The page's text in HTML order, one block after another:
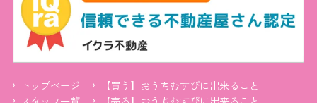
トップページ
【買う】おうちむすびに出来ること